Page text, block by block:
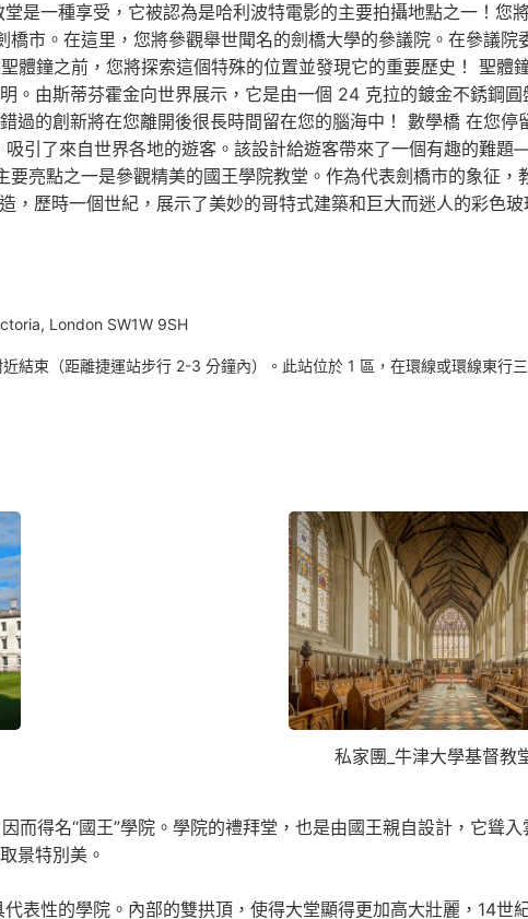
是一種享受，它被認為是哈利波特電影的主要拍攝地點之一！您
市。在這里，您將參觀舉世聞名的劍橋大學的參議院。在參議院
體鐘之前，您將探索這個特殊的位置並發現它的重要歷史！ 聖體
。由斯蒂芬霍金向世界展示，它是由一個 24 克拉的鍍金不銹鋼
過的創新將在您離開後很長時間留在您的腦海中！ 數學橋 在您停
引了來自世界各地的遊客。該設計給遊客帶來了一個有趣的難
亮點之一是參觀精美的國王學院教堂。作為代表劍橋市的象征，
，歷時一個世紀，展示了美妙的哥特式建築和巨大而迷人的彩色
London SW1W 9SH
束（距離捷運站步行 2-3 分鐘內）。此站位於 1 區，在環線或環線東行
私家團_牛津大學基督教
而得名“國王”學院。學院的禮拜堂，也是由國王親自設計，它聳
景特別美。
表性的學院。內部的雙拱頂，使得大堂顯得更加高大壯麗，14世